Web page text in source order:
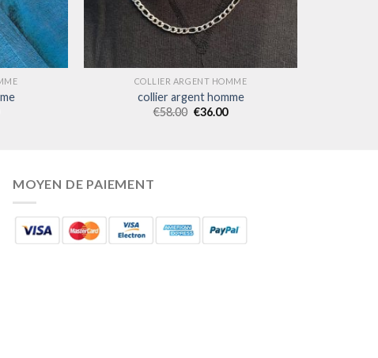
COLLIER ARGENT HOMME
collier argent homme
€58.00 €36.00
MOYEN DE PAIEMENT